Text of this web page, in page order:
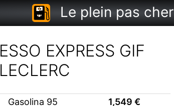
Le plein pas cher
ESSO EXPRESS GIF
LECLERC
Gasolina 95 1,549 €